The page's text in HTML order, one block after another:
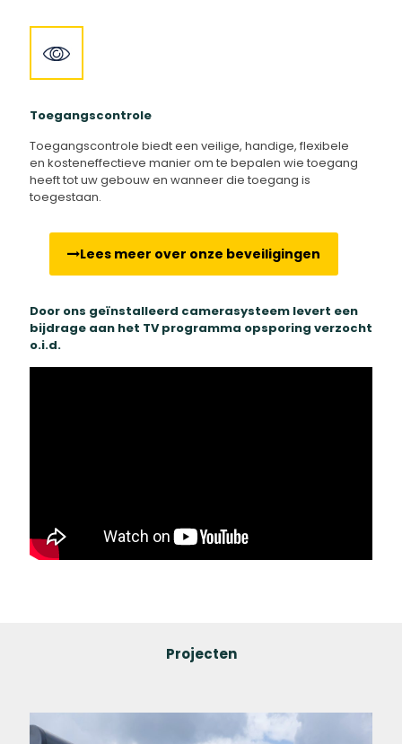
Toegangscontrole
Toegangscontrole biedt een veilige, handige, flexibele
en kosteneffectieve manier om te bepalen wie toegang
heeft tot uw gebouw en wanneer die toegang is
toegestaan.
Lees meer over onze beveiligingen
Door ons geïnstalleerd camerasysteem levert een
bijdrage aan het TV programma opsporing verzocht
o.i.d.
Projecten